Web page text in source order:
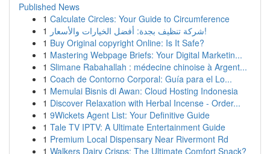
Published News
1 Calculate Circles: Your Guide to Circumference
1
شركة تنظيف بجدة: أفضل الخيارات والأسعار!
1 Buy Original copyright Online: Is It Safe?
1 Mastering Webpage Briefs: Your Digital Marketin...
1 Slimane Rabahallah : médecine chinoise à Argent...
1 Coach de Contorno Corporal: Guía para el Lo...
1 Memulai Bisnis di Awan: Cloud Hosting Indonesia
1 Discover Relaxation with Herbal Incense - Order...
1 9Wickets Agent List: Your Definitive Guide
1 Tale TV IPTV: A Ultimate Entertainment Guide
1 Premium Local Dispensary Near Rivermont Rd
1 Walkers Dairy Crisps: The Ultimate Comfort Snack?